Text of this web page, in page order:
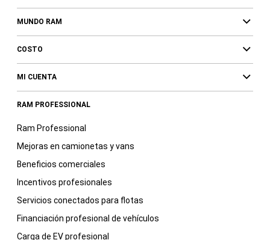
MUNDO RAM
COSTO
MI CUENTA
RAM PROFESSIONAL
Ram Professional
Mejoras en camionetas y vans
Beneficios comerciales
Incentivos profesionales
Servicios conectados para flotas
Financiación profesional de vehículos
Carga de EV profesional